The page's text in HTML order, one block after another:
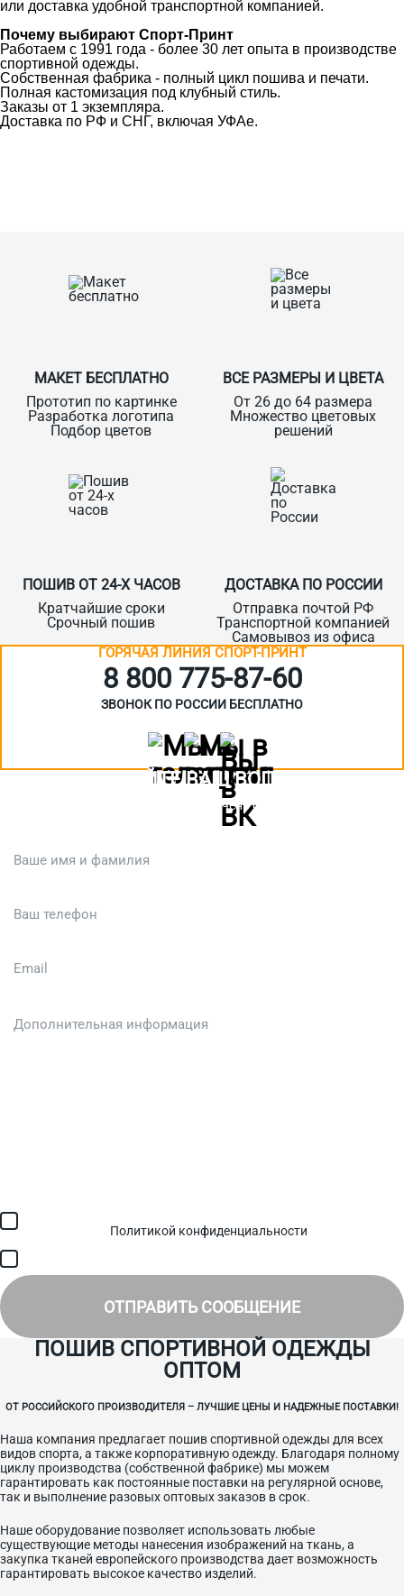
или доставка удобной транспортной компанией.
Почему выбирают Спорт-Принт
Работаем с 1991 года - более 30 лет опыта в производстве
спортивной одежды.
Собственная фабрика - полный цикл пошива и печати.
Полная кастомизация под клубный стиль.
Заказы от 1 экземпляра.
Доставка по РФ и СНГ, включая УФАе.
МАКЕТ БЕСПЛАТНО
Прототип по картинке
Разработка логотипа
Подбор цветов
ВСЕ РАЗМЕРЫ И ЦВЕТА
От 26 до 64 размера
Множество цветовых
решений
ПОШИВ ОТ 24-Х ЧАСОВ
Кратчайшие сроки
Срочный пошив
ДОСТАВКА ПО РОССИИ
Отправка почтой РФ
Транспортной компанией
Самовывоз из офиса
ГОРЯЧАЯ ЛИНИЯ СПОРТ-ПРИНТ
8 800 775‑87-60
ЗВОНОК ПО РОССИИ БЕСПЛАТНО
ЗАДАЙТЕ ВАШ ВОПРОС
Или кратко опишите ситуацию. Мы очень быстро свяжемся с вами
Политикой конфиденциальности
ОТПРАВИТЬ СООБЩЕНИЕ
ПОШИВ СПОРТИВНОЙ ОДЕЖДЫ
ОПТОМ
ОТ РОССИЙСКОГО ПРОИЗВОДИТЕЛЯ – ЛУЧШИЕ ЦЕНЫ И НАДЕЖНЫЕ ПОСТАВКИ!
Наша компания предлагает пошив спортивной одежды для всех
видов спорта, а также корпоративную одежду. Благодаря полному
циклу производства (собственной фабрике) мы можем
гарантировать как постоянные поставки на регулярной основе,
так и выполнение разовых оптовых заказов в срок.
Наше оборудование позволяет использовать любые
существующие методы нанесения изображений на ткань, а
закупка тканей европейского производства дает возможность
гарантировать высокое качество изделий.